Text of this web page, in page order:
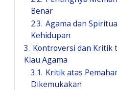
Benar
2.3. Agama dan
Kehidupan
3. Kontroversi dan Kritik
Klau Agama
3.1. Kritik atas
Dikemukakan